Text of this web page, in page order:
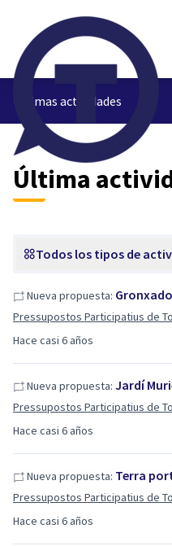
Últimas actividades
Última
Todos los tipos de
Hace casi 6 años
Nueva propuesta:
Pressupostos Participatius de
Hace casi 6 años
Nueva propuesta: Jardí
Pressupostos Participatius de
Hace casi 6 años
Nueva propuesta: Terra
Pressupostos Participatius de